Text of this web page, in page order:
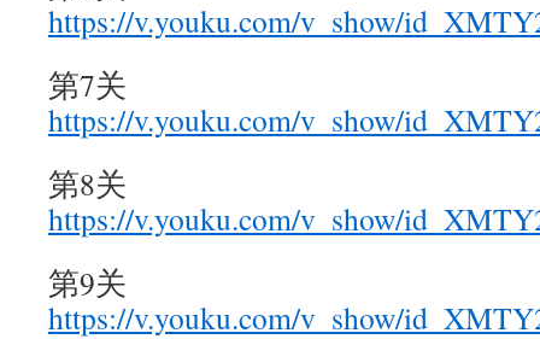
https://v.youku.com/v_show/
第7关
https://v.youku.com/v_show/
第8关
https://v.youku.com/v_show/
第9关
https://v.youku.com/v_show/